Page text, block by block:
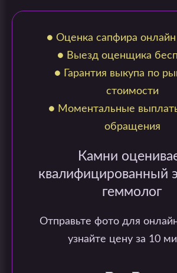
● Оценка сапфира
● Выезд оценщика
● Гарантия выкупа по
стоимости
● Моментальные
обращения
Камни
квалифицированный
геммолог
Отправьте фото для
узнайте цену за 10